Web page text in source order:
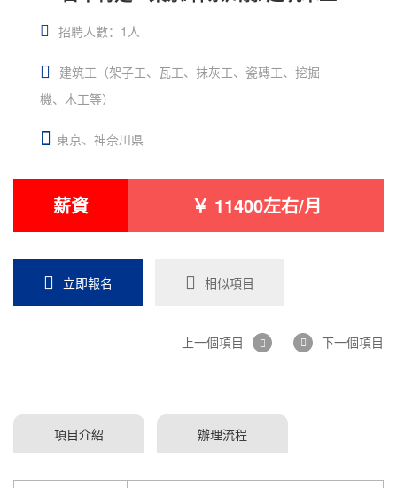
招聘人數：1人
建筑工（架子工、瓦工、抹灰工、瓷磚工、挖掘
機、木工等）
東京、神奈川県
薪資 ￥ 11400左右/月
立即報名 相似項目
上一個項目 下一個項目
項目介紹 辦理流程